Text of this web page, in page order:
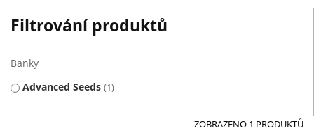
Filtrování produktů
Banky
Advanced Seeds 1
ZOBRAZENO 1 PRODUKTŮ